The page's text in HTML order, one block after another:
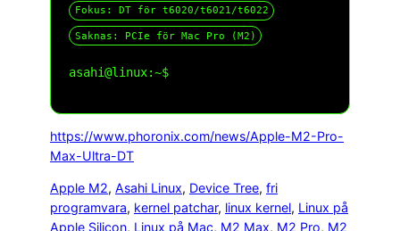
Fokus: DT för t6020/t6021/t6022
Saknas: PCIe för Mac Pro (M2)
asahi@linux:~$
https://www.phoronix.com/news/Apple-M2-Pro-
Max-Ultra-DT
Apple M2, Asahi Linux, Device Tree, fri
programvara, kernel patchar, linux kernel, Linux på
Apple Silicon, Linux på Mac, M2 Max, M2 Pro, M2